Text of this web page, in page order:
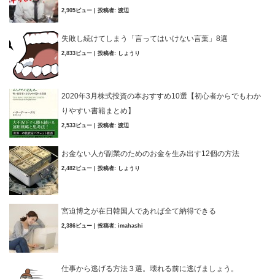
2,905ビュー 投稿者: 渡辺
失敗し続けてしまう「言ってはいけない言葉」8選
2,833ビュー 投稿者: しょうり
2020年3月株式投資の本おすすめ10選【初心者からでもわか
りやすい書籍まとめ】
2,533ビュー 投稿者: 渡辺
お金ない人が副業のためのお金を生み出す12個の方法
2,482ビュー 投稿者: しょうり
宮迫博之が在日韓国人であれば全て納得できる
2,386ビュー 投稿者: imahashi
仕事から逃げる方法３選。壊れる前に逃げましょう。